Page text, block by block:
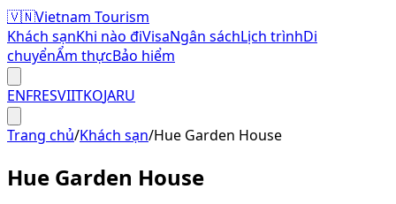
🇻🇳Vietnam Tourism
Khách sạnKhi nào điVisaNgân sáchLịch trìnhDi
chuyểnẨm thựcBảo hiểm
ENFRESVIITKOJARU
Trang chủ/Khách sạn/Hue Garden House
Hue Garden House